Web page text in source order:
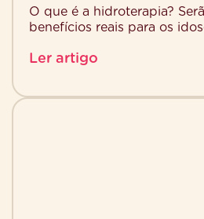
O que é a hidroterapia?
benefícios reais para os
ao lazer […]
Ler artigo